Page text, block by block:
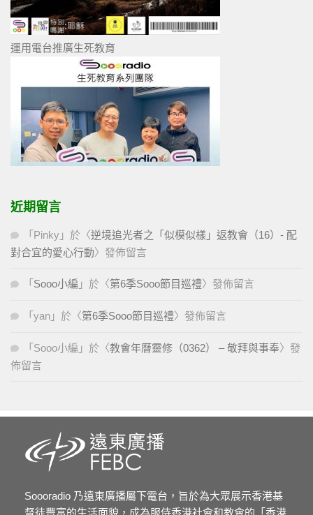
運用電台推廣生死教育
近期留言
「 Pinky 」於〈逆境追光者之「似模似樣」返教會（16）- 配
對合宜的愛心行動〉發佈留言
「 Sooo小編 」於〈第6季Sooo節目巡禮〉發佈留言
「 yan 」於〈第6季Sooo節目巡禮〉發佈留言
「 Sooo小編 」於〈教會年曆靈修（0362） – 敬拜與事奉〉發
佈留言
Soooradio 乃遠東廣播屬下電台，旨於為大眾展示香港基
督徒豐富的生活面貌，成為服侍香港社會和教會的「香港